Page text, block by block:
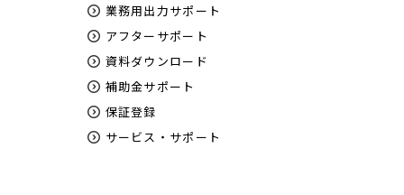
業務用出力サポート
アフターサポート
資料ダウンロード
補助金サポート
保証登録
サービス・サポート